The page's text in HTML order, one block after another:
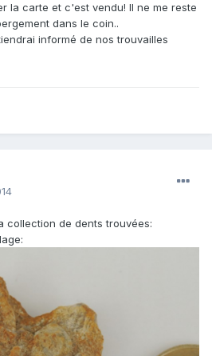
la carte et c'est vendu! Il ne me reste
dans le coin..
informé de nos trouvailles
collection de dents trouvées: